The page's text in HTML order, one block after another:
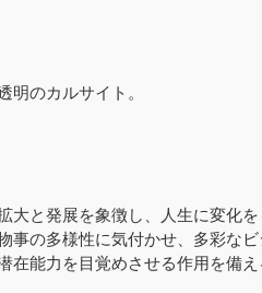
明のカルサイト。
大と発展を象徴し、人生に変化
事の多様性に気付かせ、多彩な
在能力を目覚めさせる作用を備